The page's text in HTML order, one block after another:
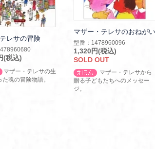
レサの冒険
(税込)
マザー・テレサの生
魂の冒険物語。
マザー・テレサのおねがい
型番：1478960096
1,320円(税込)
SOLD OUT
マザー・テレサから
贈る子どもたちへのメッセー
ジ。